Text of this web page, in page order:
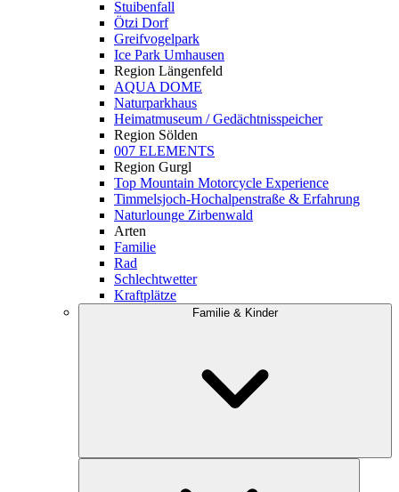
Stuibenfall
Ötzi Dorf
Greifvogelpark
Ice Park Umhausen
Region Längenfeld
AQUA DOME
Naturparkhaus
Heimatmuseum / Gedächtnisspeicher
Region Sölden
007 ELEMENTS
Region Gurgl
Top Mountain Motorcycle Experience
Timmelsjoch-Hochalpenstraße & Erfahrung
Naturlounge Zirbenwald
Arten
Familie
Rad
Schlechtwetter
Kraftplätze
Familie & Kinder